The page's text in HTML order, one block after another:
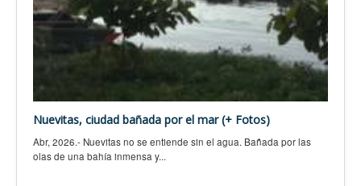
Nuevitas, ciudad bañada por el mar (+ Fotos)
Abr, 2026.- Nuevitas no se entiende sin el agua. Bañada por las
olas de una bahía inmensa y...